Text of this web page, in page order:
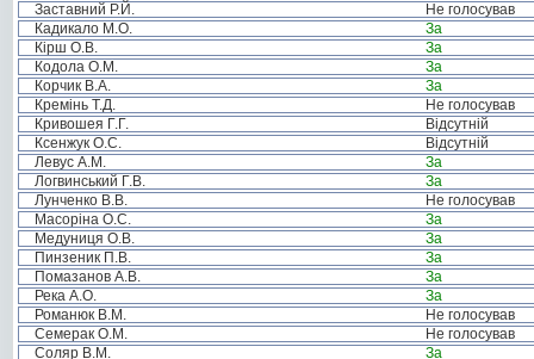
Заставний Р.Й.
Не голосував
Кадикало М.О.
За
Кірш О.В.
За
Кодола О.М.
За
Корчик В.А.
За
Кремінь Т.Д.
Не голосував
Кривошея Г.Г.
Відсутній
Ксенжук О.С.
Відсутній
Левус А.М.
За
Логвинський Г.В.
За
Лунченко В.В.
Не голосував
Масоріна О.С.
За
Медуниця О.В.
За
Пинзеник П.В.
За
Помазанов А.В.
За
Река А.О.
За
Романюк В.М.
Не голосував
Семерак О.М.
Не голосував
Соляр В.М.
За